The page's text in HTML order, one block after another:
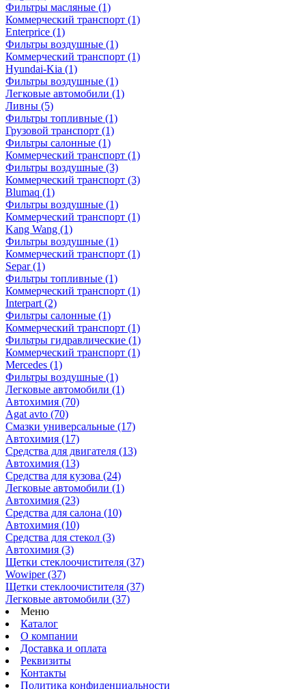
Фильтры масляные (1)
Коммерческий транспорт (1)
Enterprice (1)
Фильтры воздушные (1)
Коммерческий транспорт (1)
Hyundai-Kia (1)
Фильтры воздушные (1)
Легковые автомобили (1)
Ливны (5)
Фильтры топливные (1)
Грузовой транспорт (1)
Фильтры салонные (1)
Коммерческий транспорт (1)
Фильтры воздушные (3)
Коммерческий транспорт (3)
Blumaq (1)
Фильтры воздушные (1)
Коммерческий транспорт (1)
Kang Wang (1)
Фильтры воздушные (1)
Коммерческий транспорт (1)
Separ(1)
Фильтры топливные (1)
Коммерческий транспорт (1)
Interpart (2)
Фильтры салонные (1)
Коммерческий транспорт (1)
Фильтры гидравлические (1)
Коммерческий транспорт (1)
Mercedes (1)
Фильтры воздушные (1)
Легковые автомобили (1)
Автохимия (70)
Agat avto (70)
Смазки универсальные (17)
Автохимия (17)
Средства для двигателя (13)
Автохимия (13)
Средства для кузова (24)
Легковые автомобили (1)
Автохимия (23)
Средства для салона (10)
Автохимия (10)
Средства для стекол (3)
Автохимия (3)
Щетки стеклоочистителя (37)
Wowiper(37)
Щетки стеклоочистителя (37)
Легковые автомобили (37)
Меню
Каталог
О компании
Доставка и оплата
Реквизиты
Контакты
Политика конфиденциальности